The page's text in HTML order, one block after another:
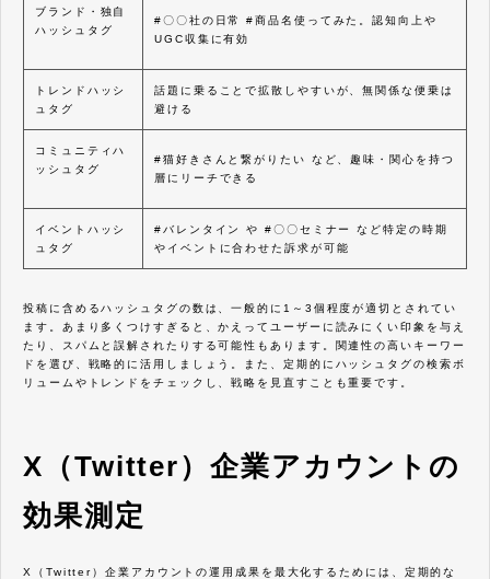
ブランド・独自
ハッシュタグ
#〇〇社の日常 #商品名使ってみた。認知向上や
UGC収集に有効
トレンドハッシ
ュタグ
話題に乗ることで拡散しやすいが、無関係な便乗は
避ける
コミュニティハ
ッシュタグ
#猫好きさんと繋がりたい など、趣味・関心を持つ
層にリーチできる
イベントハッシ
ュタグ
#バレンタイン や #〇〇セミナー など特定の時期
やイベントに合わせた訴求が可能
投稿に含めるハッシュタグの数は、一般的に1～3個程度が適切とされてい
ます。あまり多くつけすぎると、かえってユーザーに読みにくい印象を与え
たり、スパムと誤解されたりする可能性もあります。関連性の高いキーワー
ドを選び、戦略的に活用しましょう。また、定期的にハッシュタグの検索ボ
リュームやトレンドをチェックし、戦略を見直すことも重要です。
X（Twitter）企業アカウントの
効果測定
X（Twitter）企業アカウントの運用成果を最大化するためには、定期的な